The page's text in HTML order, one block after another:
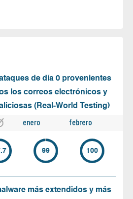
de día 0 provenientes
los correos electrónicos y
(Real-World Testing)
enero febrero
99 100
más extendidos y más